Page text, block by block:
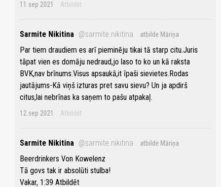
11.sep 2021 Atbildēt
Sarmite Nikitina @sarmite.nikitina atbilde Māriņa
Par tiem draudiem es arī pieminēju tikai tā starp citu.Juris
tāpat vien es domāju nedraud,jo laso to ko un kā raksta
BVK,nav brīnums.Visus apsaukā,it īpaši sievietes.Rodas
jautājums-Kā viņš izturas pret savu sievu? Un ja apdirš
citus,lai nebrīnas ka saņem to pašu atpakaļ.
12.sep 2021 Atbildēt
Sarmite Nikitina @sarmite.nikitina atbilde Māriņa
Beerdrinkers Von Kowelenz
Tā govs tak ir absolūti stulba!
Vakar, 1:39 Atbildēt